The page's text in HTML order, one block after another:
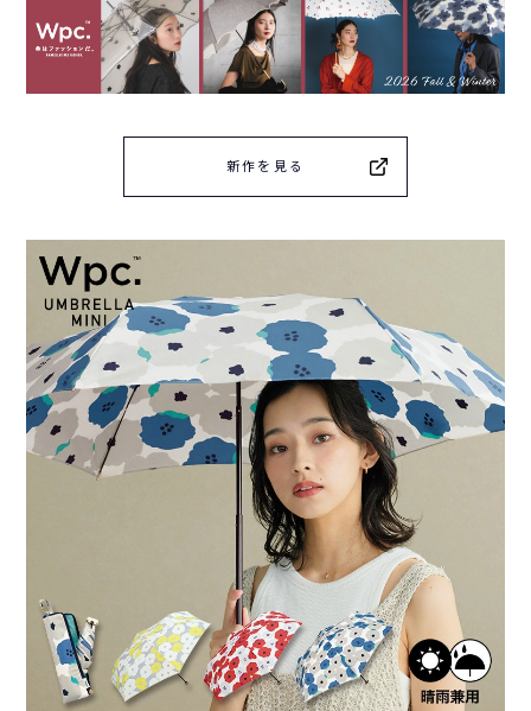
新作を見る